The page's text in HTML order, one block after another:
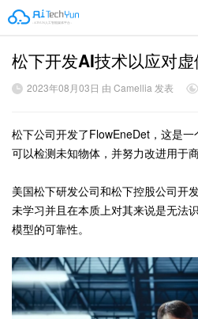
松下开发AI技术以应对
2023年08月03日 由 Camellia 发表
松下公司开发了FlowEneDet，这是一
可以检测未知物体，并努力改进用于
美国松下研发公司和松下控股公司开
未学习并且在本质上对其来说是无法
模型的可靠性。